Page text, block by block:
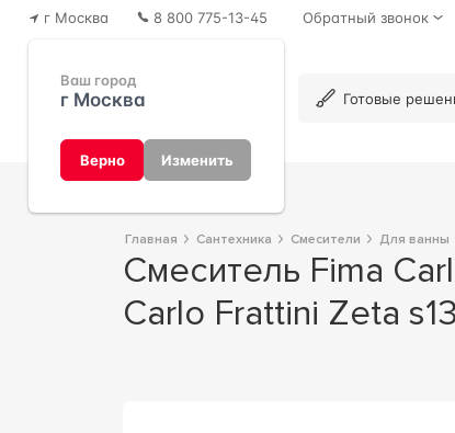
г Москва
Ваш город
г Москва
Верно Изменить
8 800 775-13-45 Обратный звонок
Готовые
Главная Сантехника Смесители Для ванны
Смеситель Fima Carlo Frattini F3969X2CR для ванны с душем 10x16x8 Fima
Carlo Frattini Zeta